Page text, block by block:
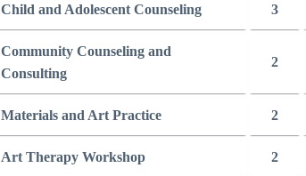
Child and Adolescent Counseling 3
Community Counseling and
Consulting
2
Materials and Art Practice 2
Art Therapy Workshop 2